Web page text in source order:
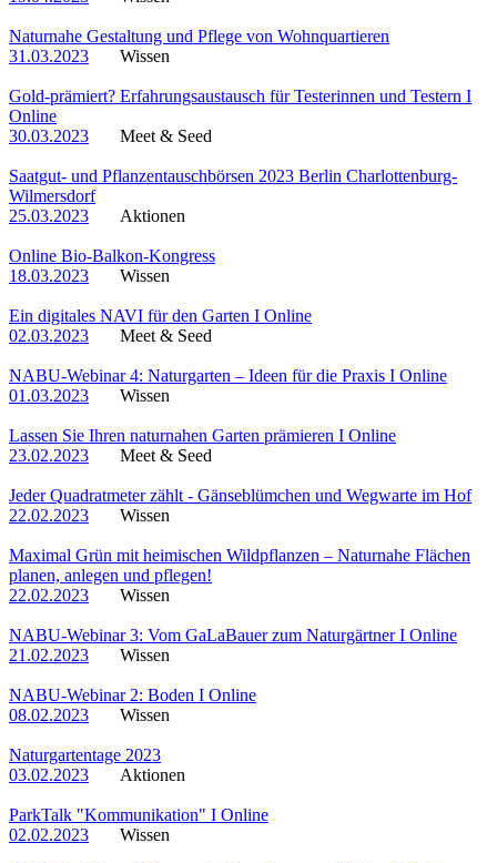
Naturnahe Gestaltung und Pflege von Wohnquartieren
31.03.2023
Wissen
Gold-prämiert? Erfahrungsaustausch für Testerinnen und Testern I
Online
30.03.2023
Meet & Seed
Saatgut- und Pflanzentauschbörsen 2023 Berlin Charlottenburg-
Wilmersdorf
25.03.2023
Aktionen
Online Bio-Balkon-Kongress
18.03.2023
Wissen
Ein digitales NAVI für den Garten I Online
02.03.2023
Meet & Seed
NABU-Webinar 4: Naturgarten – Ideen für die Praxis I Online
01.03.2023
Wissen
Lassen Sie Ihren naturnahen Garten prämieren I Online
23.02.2023
Meet & Seed
Jeder Quadratmeter zählt - Gänseblümchen und Wegwarte im Hof
22.02.2023
Wissen
Maximal Grün mit heimischen Wildpflanzen – Naturnahe Flächen
planen, anlegen und pflegen!
22.02.2023
Wissen
NABU-Webinar 3: Vom GaLaBauer zum Naturgärtner I Online
21.02.2023
Wissen
NABU-Webinar 2: Boden I Online
08.02.2023
Wissen
Naturgartentage 2023
03.02.2023
Aktionen
ParkTalk "Kommunikation" I Online
02.02.2023
Wissen